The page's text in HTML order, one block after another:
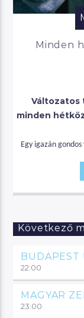
Minden
Változatos
minden
Egy igazán
Következő
BUDAPEST
22:00
MAGYAR
23:00